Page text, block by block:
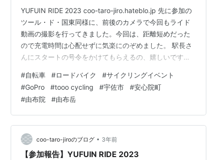
YUFUIN RIDE 2023 coo-taro-jiro.hateblo.jp 先に参加の
ツール・ド・国東同様に、前後のカメラで今回もライド
動画の撮影を行ってきました。今回は、距離短めだった
ので充電時間は心配せずに気楽にのぞめました。 駅長さ
んにスタートの号令をかけてもらえるの、嬉しいです。
ポジションがずれてしまっているように見えるのが残念
なポイント。これって、私の取り付けが曲がってるって
ことですよね？次からはスタート前にもう少し注意して
みておきます。 スポンサーリンク
#自転車 #ロードバイク #サイクリングイベント
#GoPro #tooo cycling #宇佐市 #安心院町
#由布院 #由布岳
coo-taro-jiroのブログ • 3年前
【参加報告】YUFUIN RIDE 2023